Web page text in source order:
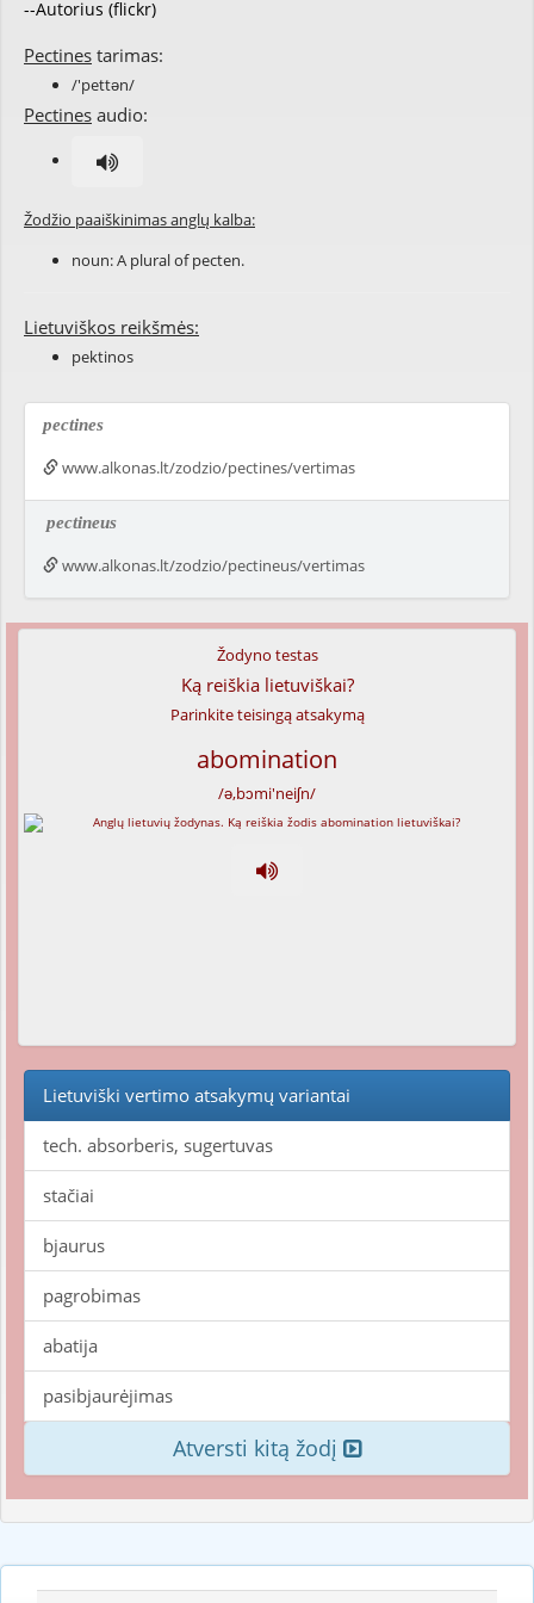
--Autorius (flickr)
Pectines tarimas:
/'pettən/
Pectines audio:
Žodžio paaiškinimas anglų kalba:
noun: A plural ofpecten.
Lietuviškos reikšmės:
pektinos
pectines
www.alkonas.lt/zodzio/pectines/vertimas
pectineus
www.alkonas.lt/zodzio/pectineus/vertimas
Žodyno testas
Ką reiškia lietuviškai?
Parinkite teisingą atsakymą
abomination
/ə,bɔmi'neiʃn/
Lietuviški vertimo atsakymų variantai
tech. absorberis, sugertuvas
stačiai
bjaurus
pagrobimas
abatija
pasibjaurėjimas
Atversti kitą žodį